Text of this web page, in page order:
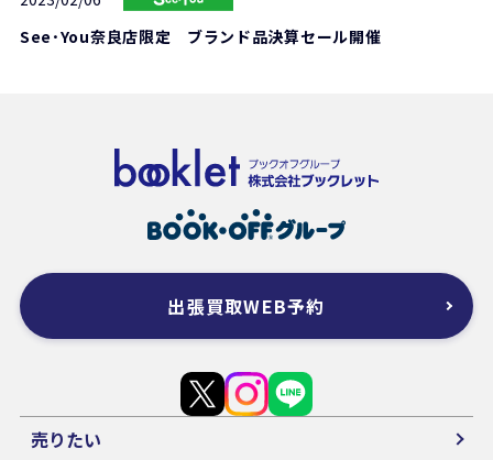
See･You奈良店限定 ブランド品決算セール開催
出張買取WEB予約
売りたい